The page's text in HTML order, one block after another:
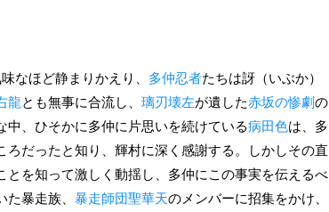
なほど静まりかえり、 多仲忍者たちは訝（いぶか）
龍とも無事に合流し、 璃刃壊左が遺した赤坂の惨劇の
中、ひそかに多仲に片思いを続けている病田色は、多
だったと知り、輝村に深く感謝する。しかしその直
を知って激しく動揺し、多仲にこの事実を伝えるべ
暴走族、 暴走師団聖華天のメンバーに招集をかけ、